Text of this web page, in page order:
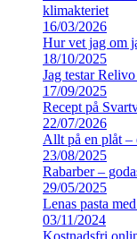
klimakteriet
16/03/2026
Hur vet jag om
18/10/2025
Jag testar
17/09/2025
Recept på
22/07/2026
Allt på en plåt –
23/08/2025
Rabarber –
29/05/2025
Lenas pasta
03/11/2024
Kostnadsfri